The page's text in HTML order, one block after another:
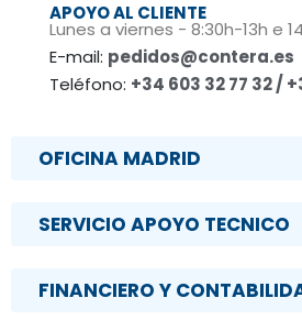
APOYO AL CLIENTE
Lunes a viernes - 8:30h-13h e
E-mail: pedidos@contera.es
Teléfono: +34 603 32 77 32 /
OFICINA MADRID
SERVICIO APOYO TECNICO
FINANCIERO Y